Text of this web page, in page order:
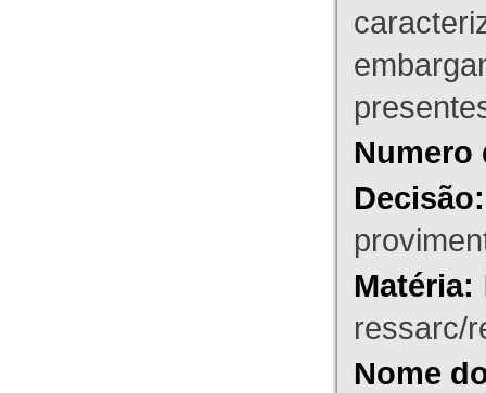
Numero
Decisão:
Matéria:
ressarc/
Nome